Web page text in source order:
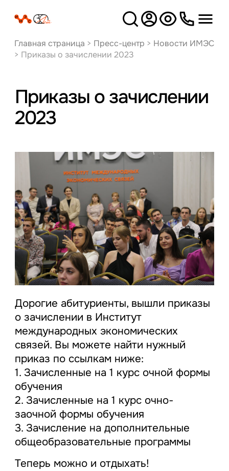
Версия
для слабовидящих
Главная страница > Пресс-центр > Новости ИМЭС
> Приказы о зачислении 2023
Приказы о зачислении
2023
Дорогие абитуриенты, вышли приказы
о зачислении в Институт
международных экономических
связей. Вы можете найти нужный
приказ по ссылкам ниже:
1. Зачисленные на 1 курс очной формы
обучения
2. Зачисленные на 1 курс очно-
заочной формы обучения
3. Зачисление на дополнительные
общеобразовательные программы
Теперь можно и отдыхать!